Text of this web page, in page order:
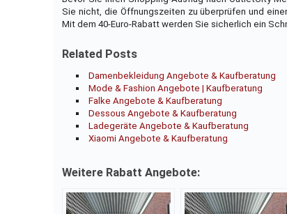
Sie nicht, die Öffnungszeiten zu überprüfen und
Mit dem 40-Euro-Rabatt werden Sie sicherlich ein
Related Posts
Damenbekleidung Angebote & Kaufberatung
Mode & Fashion Angebote | Kaufberatung
Falke Angebote & Kaufberatung
Dessous Angebote & Kaufberatung
Ladegeräte Angebote & Kaufberatung
Xiaomi Angebote & Kaufberatung
Weitere Rabatt Angebote: